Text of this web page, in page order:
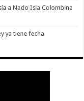
a Nado Isla Colombina
ya tiene fecha